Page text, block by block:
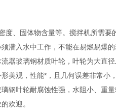
度、固体物含量等。搅拌机所需
潜入水中工作，不能在易燃易爆
器玻璃钢材质叶轮，叶轮为大直
美观，性能*，且几何误差非常
钢叶轮耐腐蚀性强，水阻小、重
欢迎。